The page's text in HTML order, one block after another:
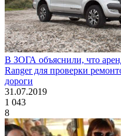
В ЗОГА объяснили, что
Ranger для проверки
дороги
31.07.2019
1 043
8